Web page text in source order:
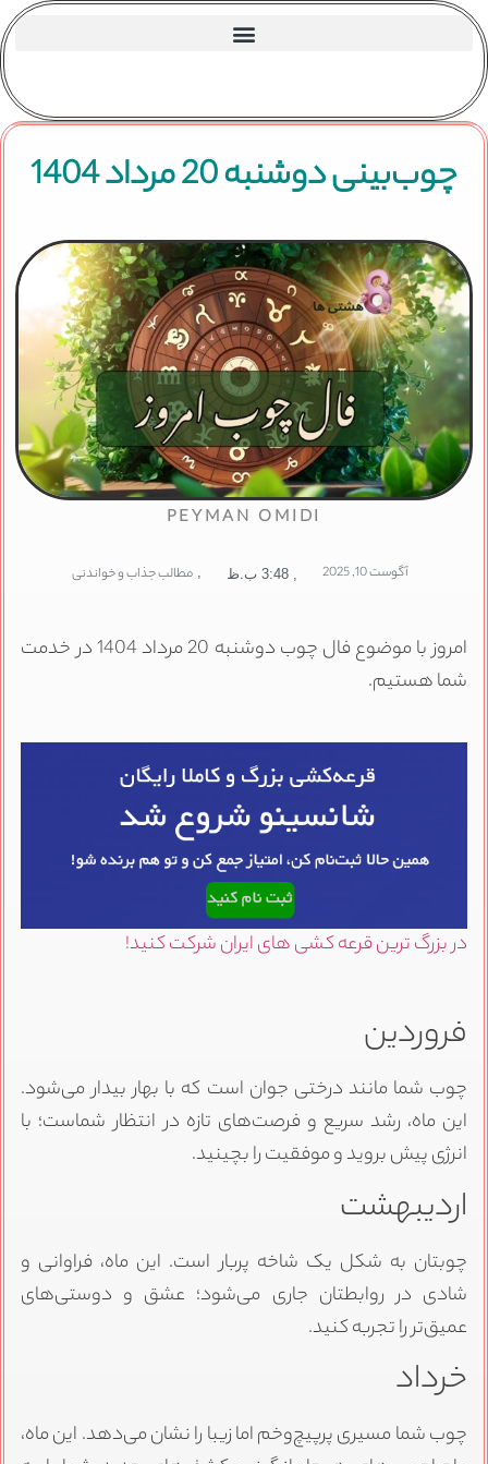
چوب‌بینی دوشنبه 20 مرداد 1404
PEYMAN OMIDI
آگوست 10, 2025 3:48 ب.ظ , مطالب جذاب و خواندنی
امروز با موضوع فال چوب دوشنبه 20 مرداد 1404 در خدمت
شما هستیم.
در بزرگ ترین قرعه کشی های ایران شرکت کنید!
فروردین
چوب شما مانند درختی جوان است که با بهار بیدار می‌شود.
این ماه، رشد سریع و فرصت‌های تازه در انتظار شماست؛ با
انرژی پیش بروید و موفقیت را بچینید.
اردیبهشت
چوبتان به شکل یک شاخه پربار است. این ماه، فراوانی و
شادی در روابطتان جاری می‌شود؛ عشق و دوستی‌های
عمیق‌تر را تجربه کنید.
خرداد
چوب شما مسیری پرپیچ‌وخم اما زیبا را نشان می‌دهد. این ماه،